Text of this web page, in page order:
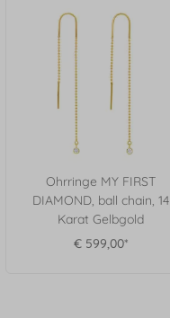
Ohrringe MY FIRST
DIAMOND, ball chain, 14
Karat Gelbgold
€ 599,00*